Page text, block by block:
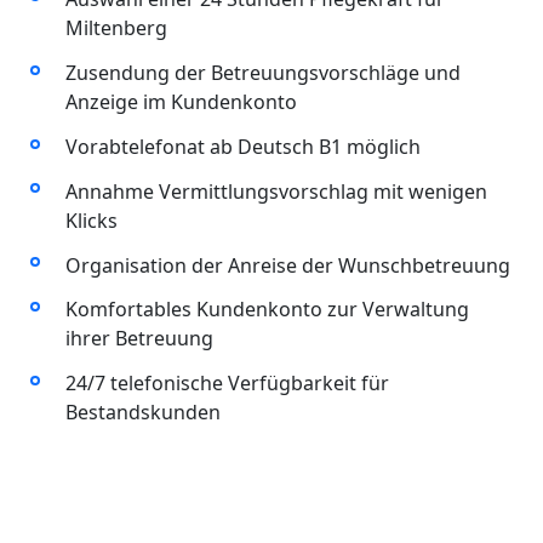
Miltenberg
Zusendung der Betreuungsvorschläge und
Anzeige im Kundenkonto
Vorabtelefonat ab Deutsch B1 möglich
Annahme Vermittlungsvorschlag mit wenigen
Klicks
Organisation der Anreise der Wunschbetreuung
Komfortables Kundenkonto zur Verwaltung
ihrer Betreuung
24/7 telefonische Verfügbarkeit für
Bestandskunden